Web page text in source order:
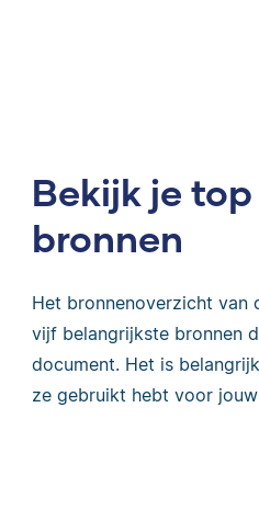
Bekijk je
bronnen
Het bronnenoverzicht van
vijf belangrijkste bronnen
document. Het is
ze gebruikt hebt voor